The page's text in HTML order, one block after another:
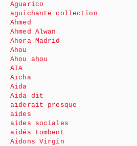
Aguarico
aguichante collection
Ahmed
Ahmed Alwan
Ahora Madrid
Ahou
Ahou ahou
AIA
Aïcha
Aida
Aida dit
aiderait presque
aides
aides sociales
aidés tombent
Aidons Virgin